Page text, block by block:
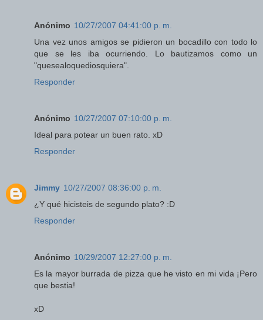
Anónimo 10/27/2007 04:41:00 p. m.
Una vez unos amigos se pidieron un bocadillo con todo lo
que se les iba ocurriendo. Lo bautizamos como un
"quesealoquediosquiera".
Responder
Anónimo 10/27/2007 07:10:00 p. m.
Ideal para potear un buen rato. xD
Responder
Jimmy 10/27/2007 08:36:00 p. m.
¿Y qué hicisteis de segundo plato? :D
Responder
Anónimo 10/29/2007 12:27:00 p. m.
Es la mayor burrada de pizza que he visto en mi vida ¡Pero
que bestia!
xD